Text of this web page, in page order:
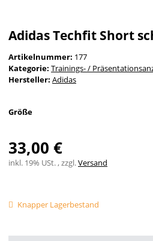
Adidas Techfit Short
Artikelnummer: 177
Kategorie: Trainings- /
Hersteller: Adidas
Größe
33,00 €
inkl. 19% USt. , zzgl.Versand
Knapper Lagerbestand